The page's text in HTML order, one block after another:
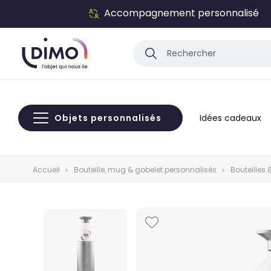
Accompagnement personnalisé
Objets personnalisés Idées cadeaux
Accueil Bouteille, mug & gobelet personnalisés Bouteilles